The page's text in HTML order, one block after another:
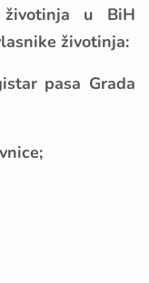
u BiH
životinja:
pasa Grada